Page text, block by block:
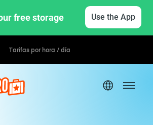
free storage Use the App
Tarifas por hora / día